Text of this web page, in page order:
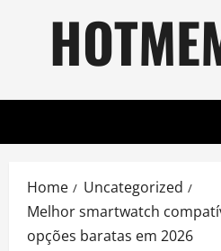
Home
Uncategorized
Melhor smartwatch
opções baratas em 2026